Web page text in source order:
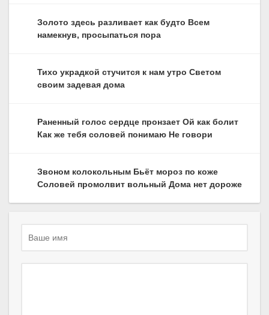
Золото здесь разливает как будто Всем
намекнув, просыпаться пора
Тихо украдкой стучится к нам утро Светом
своим задевая дома
Раненный голос сердце пронзает Ой как болит
Как же тебя соловей понимаю Не говори
Звоном колокольным Бьёт мороз по коже
Соловей промолвит вольный Дома нет дороже